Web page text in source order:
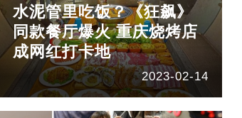
水泥管里吃饭？《狂飙》
同款餐厅爆火 重庆烧烤店
成网红打卡地
2023-02-14